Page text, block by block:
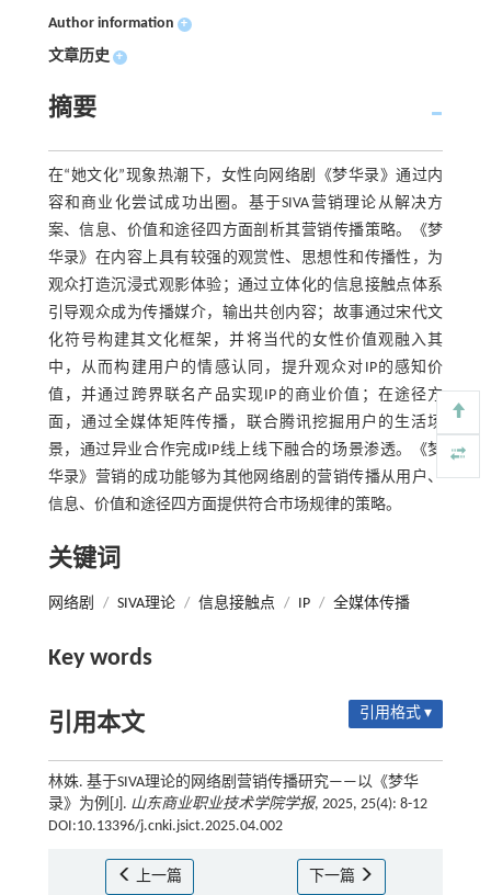
Author information +
文章历史 +
摘要
在“她文化”现象热潮下，女性向网络剧《梦华录》通过内
容和商业化尝试成功出圈。基于SIVA营销理论从解决方
案、信息、价值和途径四方面剖析其营销传播策略。《梦
华录》在内容上具有较强的观赏性、思想性和传播性，为
观众打造沉浸式观影体验；通过立体化的信息接触点体系
引导观众成为传播媒介，输出共创内容；故事通过宋代文
化符号构建其文化框架，并将当代的女性价值观融入其
中，从而构建用户的情感认同，提升观众对IP的感知价
值，并通过跨界联名产品实现IP的商业价值；在途径方
面，通过全媒体矩阵传播，联合腾讯挖掘用户的生活场
景，通过异业合作完成IP线上线下融合的场景渗透。《梦
华录》营销的成功能够为其他网络剧的营销传播从用户、
信息、价值和途径四方面提供符合市场规律的策略。
关键词
网络剧 / SIVA理论 / 信息接触点 / IP / 全媒体传播
Key words
引用本文 引用格式 ▾
林姝. 基于SIVA理论的网络剧营销传播研究——以《梦华
录》为例[J]. 山东商业职业技术学院学报, 2025, 25(4): 8-12
DOI:10.13396/j.cnki.jsict.2025.04.002
上一篇 下一篇